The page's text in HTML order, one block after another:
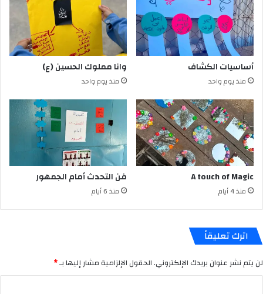
أساسيات الكشاف
منذ يوم واحد
وانا مملوك الحسين (ع)
منذ يوم واحد
A touch of Magic
منذ 4 أيام
فن التحدث أمام الجمهور
منذ 6 أيام
اترك تعليقاً
لن يتم نشر عنوان بريدك الإلكتروني.الحقول الإلزامية مشار إليها بـ*